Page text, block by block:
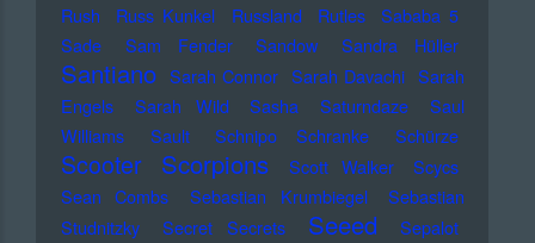
Rush
Russ Kunkel Russland Rutles
Sababa 5
Sade
Sam Fender Sandow Sandra Hüller
Santiano Sarah Connor Sarah Davachi Sarah
Engels
Sarah Wild Sasha Saturndaze
Saul
Williams
Sault Schnipo Schranke Schürze
Scooter Scorpions Scott Walker
Scycs
Sean Combs
Sebastian Krumbiegel
Sebastian
Studnitzky
Secret Secrets Seeed Sepalot